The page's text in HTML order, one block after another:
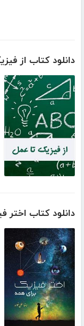
دانلود کتاب از
دانلود کتاب اختر